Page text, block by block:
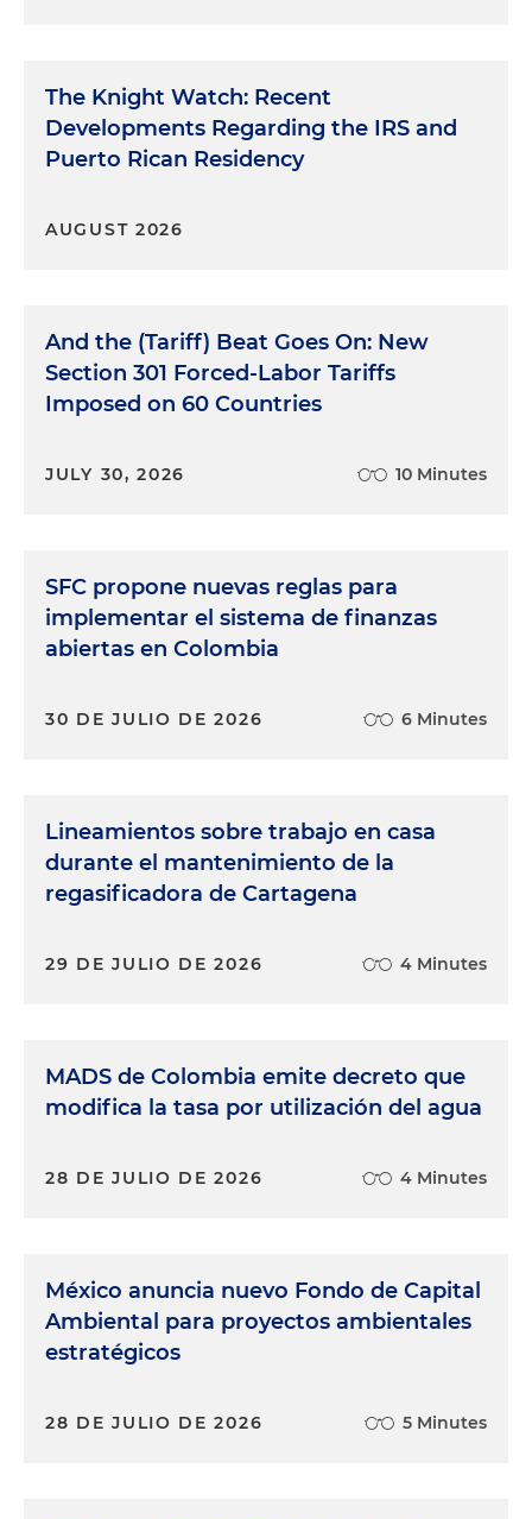
The Knight Watch: Recent
Developments Regarding the IRS and
Puerto Rican Residency
AUGUST 2026
And the (Tariff) Beat Goes On: New
Section 301 Forced-Labor Tariffs
Imposed on 60 Countries
JULY 30, 2026 10 Minutes
SFC propone nuevas reglas para
implementar el sistema de finanzas
abiertas en Colombia
30 DE JULIO DE 2026 6 Minutes
Lineamientos sobre trabajo en casa
durante el mantenimiento de la
regasificadora de Cartagena
29 DE JULIO DE 2026 4 Minutes
MADS de Colombia emite decreto que
modifica la tasa por utilización del agua
28 DE JULIO DE 2026 4 Minutes
México anuncia nuevo Fondo de Capital
Ambiental para proyectos ambientales
estratégicos
28 DE JULIO DE 2026 5 Minutes